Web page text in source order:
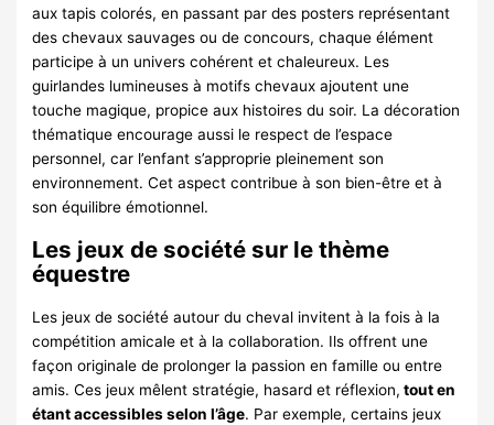
aux tapis colorés, en passant par des posters représentant
des chevaux sauvages ou de concours, chaque élément
participe à un univers cohérent et chaleureux. Les
guirlandes lumineuses à motifs chevaux ajoutent une
touche magique, propice aux histoires du soir. La décoration
thématique encourage aussi le respect de l’espace
personnel, car l’enfant s’approprie pleinement son
environnement. Cet aspect contribue à son bien-être et à
son équilibre émotionnel.
Les jeux de société sur le thème
équestre
Les jeux de société autour du cheval invitent à la fois à la
compétition amicale et à la collaboration. Ils offrent une
façon originale de prolonger la passion en famille ou entre
amis. Ces jeux mêlent stratégie, hasard et réflexion, tout en
étant accessibles selon l’âge. Par exemple, certains jeux